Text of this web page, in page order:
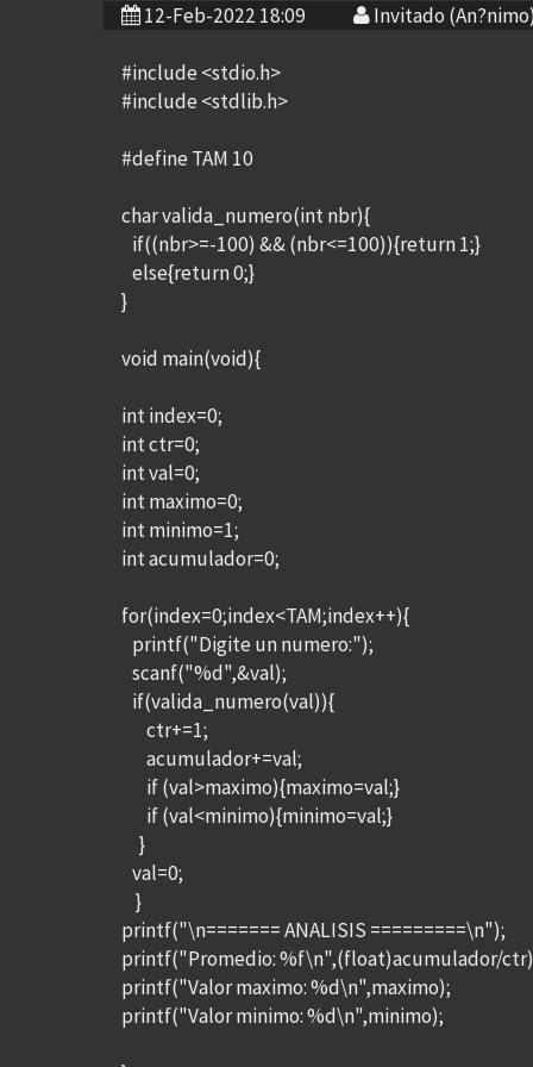
12-Feb-2022 18:09 Invitado
#include <stdio.h>
#include <stdlib.h>
#define TAM 10
char valida_numero(int nbr){
if((nbr>=-100) && (nbr<=100)){return 1;}
else{return 0;}
}
void main(void){
int index=0;
int ctr=0;
int val=0;
int maximo=0;
int minimo=1;
int acumulador=0;
for(index=0;index<TAM;index++){
printf("Digite un numero:");
scanf("%d",&val);
if(valida_numero(val)){
ctr+=1;
acumulador+=val;
if (val>maximo){maximo=val;}
if (val<minimo){minimo=val;}
}
val=0;
}
printf("\n======= ANALISIS =========\n");
printf("Promedio: %f\n",(float)acumulador/
printf("Valor maximo: %d\n",maximo);
printf("Valor minimo: %d\n",minimo);